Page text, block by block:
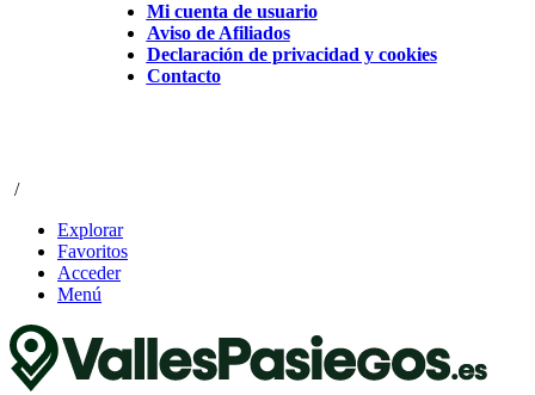
Mi cuenta de usuario
Aviso de Afiliados
Declaración de privacidad y cookies
Contacto
/
Explorar
Favoritos
Acceder
Menú